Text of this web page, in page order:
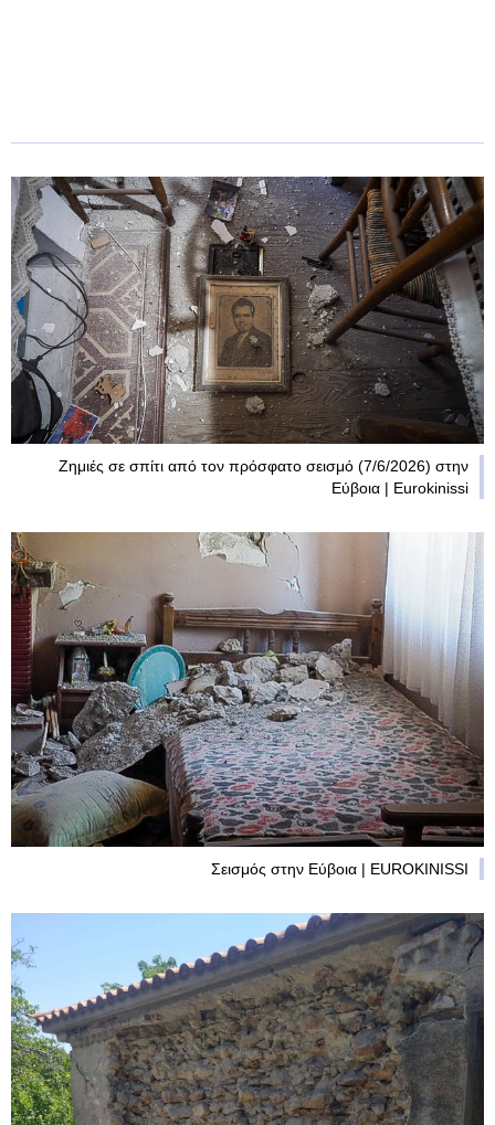
Ζημιές σε σπίτι από τον πρόσφατο σεισμό (7/6/2026) στην
Εύβοια | Eurokinissi
Σεισμός στην Εύβοια | EUROKINISSI